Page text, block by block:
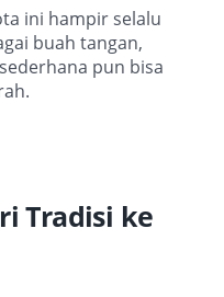
ini hampir selalu
buah tangan,
pun bisa
Tradisi ke